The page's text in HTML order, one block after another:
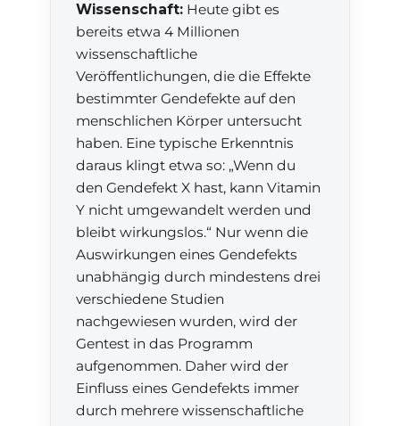
Wissenschaft: Heute gibt es
bereits etwa 4 Millionen
wissenschaftliche
Veröffentlichungen, die die Effekte
bestimmter Gendefekte auf den
menschlichen Körper untersucht
haben. Eine typische Erkenntnis
daraus klingt etwa so: „Wenn du
den Gendefekt X hast, kann Vitamin
Y nicht umgewandelt werden und
bleibt wirkungslos.“ Nur wenn die
Auswirkungen eines Gendefekts
unabhängig durch mindestens drei
verschiedene Studien
nachgewiesen wurden, wird der
Gentest in das Programm
aufgenommen. Daher wird der
Einfluss eines Gendefekts immer
durch mehrere wissenschaftliche